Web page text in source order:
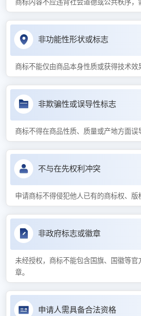
商标内容不应违背社会道德或公共秩序，
非功能性形状或标志
商标不能仅由商品本身性质或获得技术效
非欺骗性或误导性标志
商标不得在商品性质、质量或产地方面误
不与在先权利冲突
申请商标不得侵犯他人已有的商标权、版
非政府标志或徽章
未经授权，商标不能包含国旗、国徽等官
章。
申请人需具备合法资格